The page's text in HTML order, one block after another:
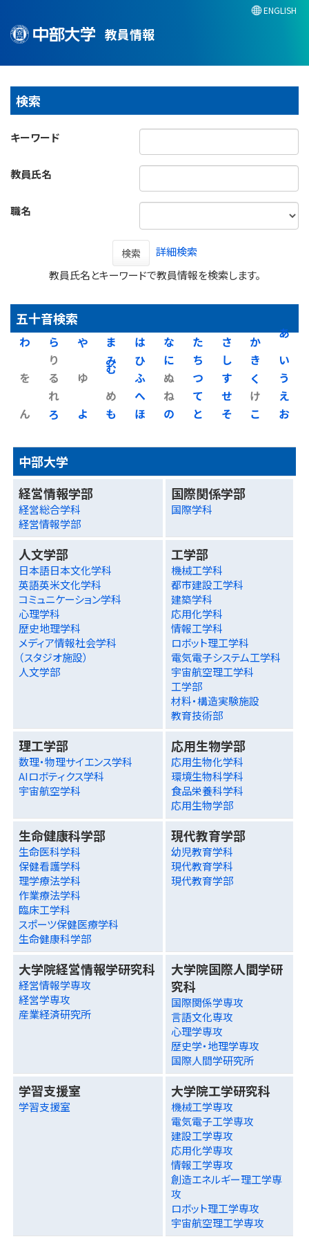
教員情報
ENGLISH
検索
キーワード
教員氏名
職名
検索
詳細検索
教員氏名とキーワードで教員情報を検索します。
五十音検索
あ
い
う
え
お
か
き
く
け
こ
さ
し
す
せ
そ
た
ち
つ
て
と
な
に
ぬ
ね
の
は
ひ
ふ
へ
ほ
ま
み
む
め
も
や
ゆ
よ
ら
り
る
れ
ろ
わ
を
ん
中部大学
経営情報学部
経営総合学科
経営情報学部
国際関係学部
国際学科
人文学部
日本語日本文化学科
英語英米文化学科
コミュニケーション学科
心理学科
歴史地理学科
メディア情報社会学科
（スタジオ施設）
人文学部
工学部
機械工学科
都市建設工学科
建築学科
応用化学科
情報工学科
ロボット理工学科
電気電子システム工学科
宇宙航空理工学科
工学部
材料・構造実験施設
教育技術部
理工学部
数理・物理サイエンス学科
AIロボティクス学科
宇宙航空学科
応用生物学部
応用生物化学科
環境生物科学科
食品栄養科学科
応用生物学部
生命健康科学部
生命医科学科
保健看護学科
理学療法学科
作業療法学科
臨床工学科
スポーツ保健医療学科
生命健康科学部
現代教育学部
幼児教育学科
現代教育学科
現代教育学部
大学院経営情報学研究科
経営情報学専攻
経営学専攻
産業経済研究所
大学院国際人間学研
究科
国際関係学専攻
言語文化専攻
心理学専攻
歴史学・地理学専攻
国際人間学研究所
学習支援室
学習支援室
大学院工学研究科
機械工学専攻
電気電子工学専攻
建設工学専攻
応用化学専攻
情報工学専攻
創造エネルギー理工学専
攻
ロボット理工学専攻
宇宙航空理工学専攻